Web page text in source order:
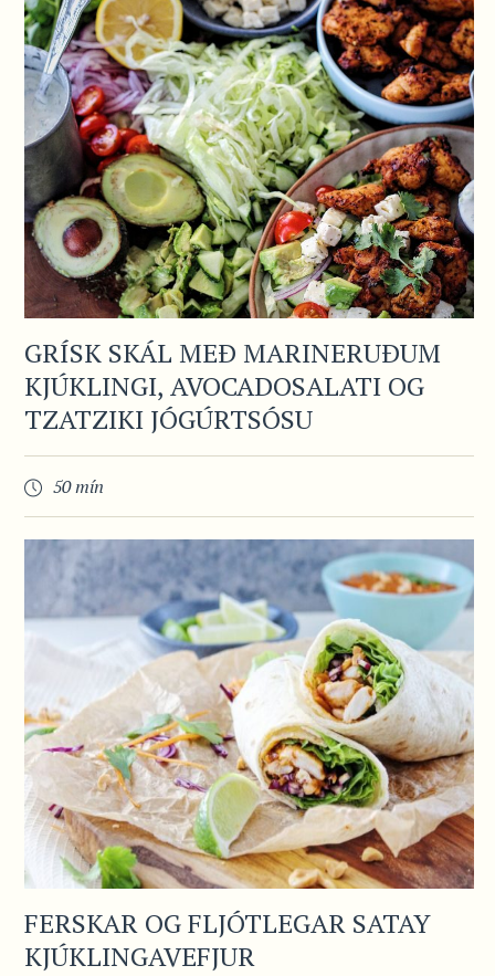
GRÍSK SKÁL MEÐ MARINERUÐUM
KJÚKLINGI, AVOCADOSALATI OG
TZATZIKI JÓGÚRTSÓSU
50 mín
FERSKAR OG FLJÓTLEGAR SATAY
KJÚKLINGAVEFJUR